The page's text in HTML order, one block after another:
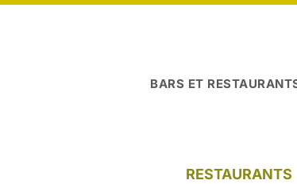
BARS ET
RESTAURANTS